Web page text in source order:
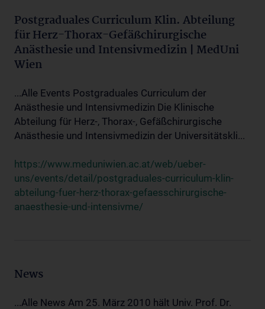
Postgraduales Curriculum Klin. Abteilung
für Herz-Thorax-Gefäßchirurgische
Anästhesie und Intensivmedizin | MedUni
Wien
...Alle Events Postgraduales Curriculum der
Anästhesie und Intensivmedizin Die Klinische
Abteilung für Herz-, Thorax-, Gefäßchirurgische
Anästhesie und Intensivmedizin der Universitätskli...
https://www.meduniwien.ac.at/web/ueber-
uns/events/detail/postgraduales-curriculum-klin-
abteilung-fuer-herz-thorax-gefaesschirurgische-
anaesthesie-und-intensivme/
News
...Alle News Am 25. März 2010 hält Univ. Prof. Dr.